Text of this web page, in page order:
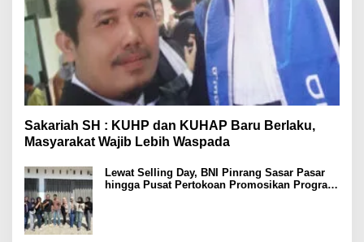
Sakariah SH : KUHP dan KUHAP Baru Berlaku,
Masyarakat Wajib Lebih Waspada
Lewat Selling Day, BNI Pinrang Sasar Pasar
hingga Pusat Pertokoan Promosikan Program